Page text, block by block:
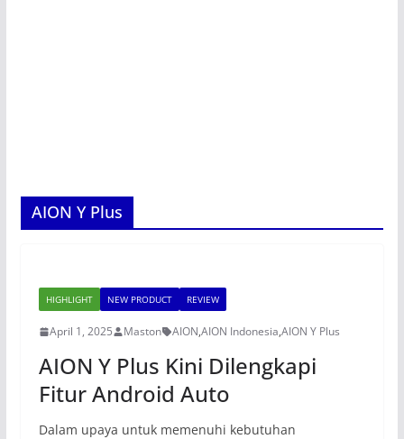
AION Y Plus
HIGHLIGHT NEW PRODUCT REVIEW
April 1, 2025 Maston AION,AION Indonesia,AION Y Plus
AION Y Plus Kini Dilengkapi
Fitur Android Auto
Dalam upaya untuk memenuhi kebutuhan